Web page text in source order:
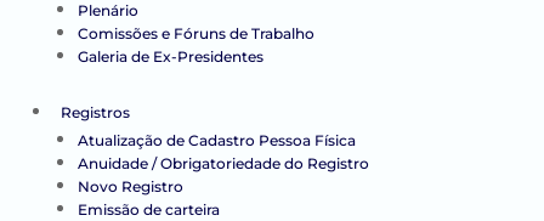
Plenário
Comissões e Fóruns de Trabalho
Galeria de Ex-Presidentes
Registros
Atualização de Cadastro Pessoa Física
Anuidade / Obrigatoriedade do Registro
Novo Registro
Emissão de carteira